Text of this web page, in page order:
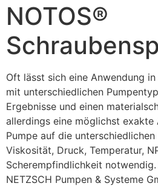
NOTOS®
Oft lässt sich eine Anwendung
mit unterschiedlichen
Ergebnisse und einen
allerdings eine möglichst exakte
Pumpe auf die
Viskosität, Druck, Temperatur,
Scherempfindlichkeit
NETZSCH Pumpen & Systeme